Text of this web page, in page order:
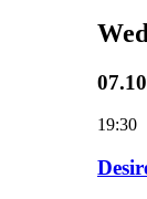
Wed
19:30